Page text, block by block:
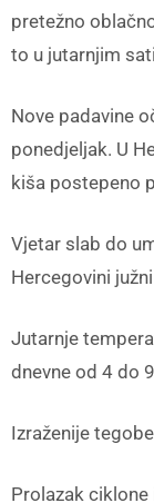
pretežno
to u jutarnjim
Nove padavine
ponedjeljak. U
kiša postepeno
Vjetar slab do
Hercegovini
Jutarnje
dnevne od 4 do
Izraženije
Prolazak ciklone